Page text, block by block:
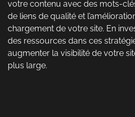
votre contenu avec des mots-
de liens de qualité et
chargement de votre site. En
des ressources dans ces
augmenter la visibilité de votre
plus large.